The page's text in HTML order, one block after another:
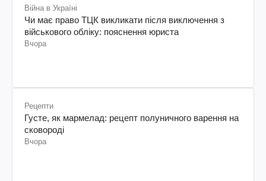
Війна в Україні
Чи має право ТЦК викликати після виключення з
військового обліку: пояснення юриста
Вчора
Рецепти
Густе, як мармелад: рецепт полуничного варення на
сковороді
Вчора